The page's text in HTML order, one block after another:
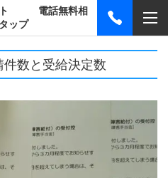
ート 電話無料相
ップ
件数と受給決定数